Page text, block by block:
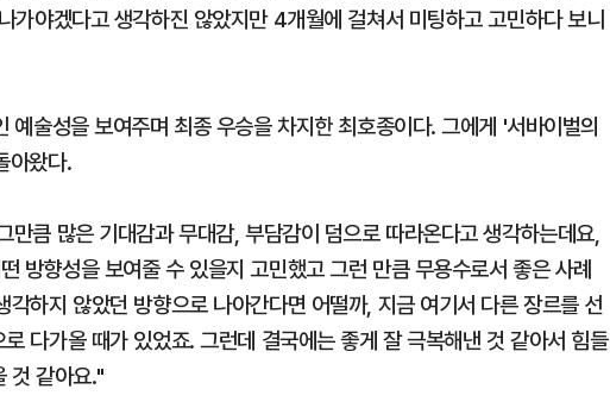
가야겠다고 생각하진 않았지만 4개월에 걸쳐서 미팅하고 고민하다 보니
술성을 보여주며 최종 우승을 차지한 최호종이다. 그에게 '서바이벌의
아왔다.
큼 많은 기대감과 무대감, 부담감이 덤으로 따라온다고 생각하는데요,
방향성을 보여줄 수 있을지 고민했고 그런 만큼 무용수로서 좋은 사례
하지 않았던 방향으로 나아간다면 어떨까, 지금 여기서 다른 장르를 선
다가올 때가 있었죠. 그런데 결국에는 좋게 잘 극복해낸 것 같아서 힘들
것 같아요."